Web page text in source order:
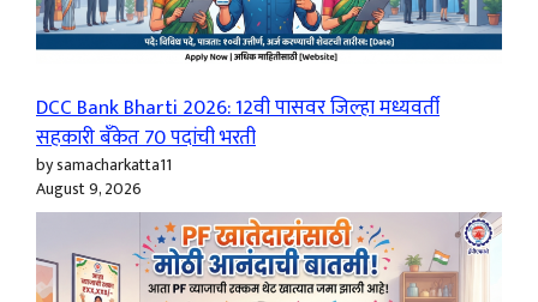
DCC Bank Bharti 2026: 12वी पासवर जिल्हा मध्यवर्ती
सहकारी बँकेत 70 पदांची भरती
by samacharkatta11
August 9, 2026